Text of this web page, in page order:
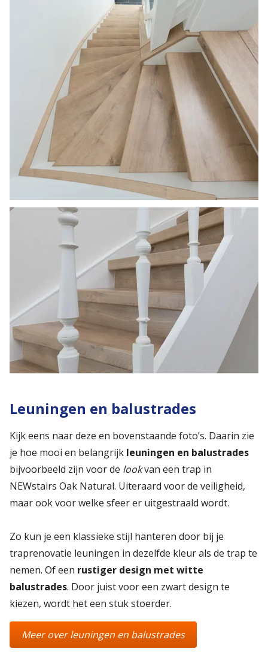
Leuningen en balustrades
Kijk eens naar deze en bovenstaande foto’s. Daarin zie
je hoe mooi en belangrijk leuningen en balustrades
bijvoorbeeld zijn voor de lookvan een trap in
NEWstairs Oak Natural. Uiteraard voor de veiligheid,
maar ook voor welke sfeer er uitgestraald wordt.
Zo kun je een klassieke stijl hanteren door bij je
traprenovatie leuningen in dezelfde kleur als de trap te
nemen. Of een rustiger design met witte
balustrades. Door juist voor een zwart design te
kiezen, wordt het een stuk stoerder.
Meer over leuningen en balustrades